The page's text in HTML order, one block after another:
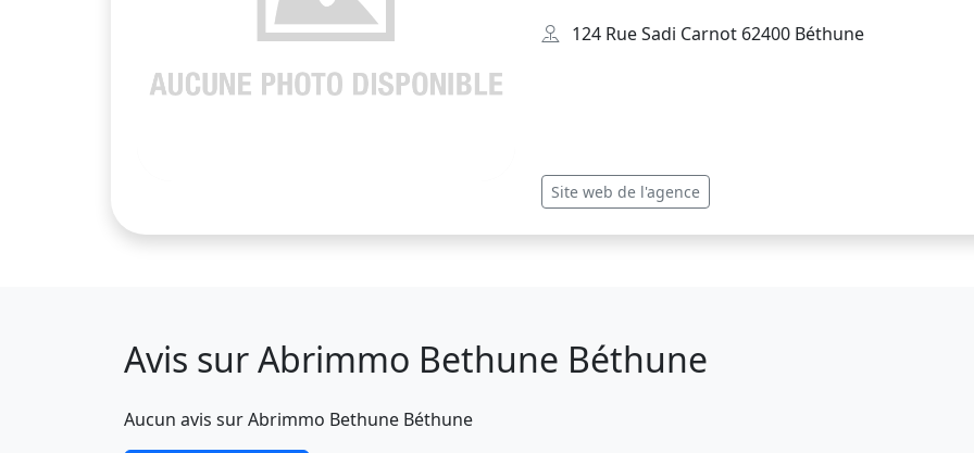
124 Rue Sadi Carnot 62400 Béthune
Site web de l'agence
Avis sur Abrimmo Bethune Béthune
Aucun avis sur Abrimmo Bethune Béthune